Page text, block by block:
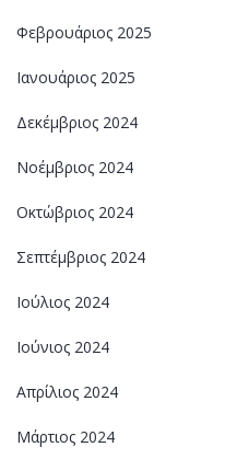
Φεβρουάριος 2025
Ιανουάριος 2025
Δεκέμβριος 2024
Νοέμβριος 2024
Οκτώβριος 2024
Σεπτέμβριος 2024
Ιούλιος 2024
Ιούνιος 2024
Απρίλιος 2024
Μάρτιος 2024